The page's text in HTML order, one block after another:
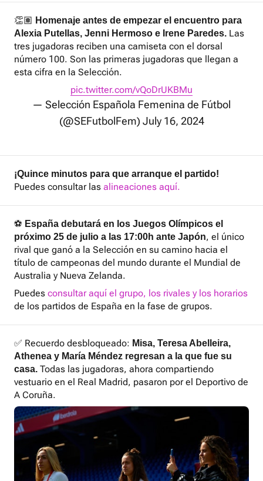
👏🏽 Homenaje antes de empezar el encuentro para
Alexia Putellas, Jenni Hermoso e Irene Paredes. Las
tres jugadoras reciben una camiseta con el dorsal
número 100. Son las primeras jugadoras que llegan a
esta cifra en la Selección.
pic.twitter.com/vQoDrUKBMu
— Selección Española Femenina de Fútbol
(@SEFutbolFem) July 16, 2024
¡Quince minutos para que arranque el partido!
Puedes consultar las alineaciones aquí.
⚽ España debutará en los Juegos Olímpicos el
próximo 25 de julio a las 17:00h ante Japón, el único
rival que ganó a la Selección en su camino hacia el
título de campeonas del mundo durante el Mundial de
Australia y Nueva Zelanda.
Puedes consultar aquí el grupo, los rivales y los horarios
de los partidos de España en la fase de grupos.
✅ Recuerdo desbloqueado: Misa, Teresa Abelleira,
Athenea y María Méndez regresan a la que fue su
casa. Todas las jugadoras, ahora compartiendo
vestuario en el Real Madrid, pasaron por el Deportivo de
A Coruña.